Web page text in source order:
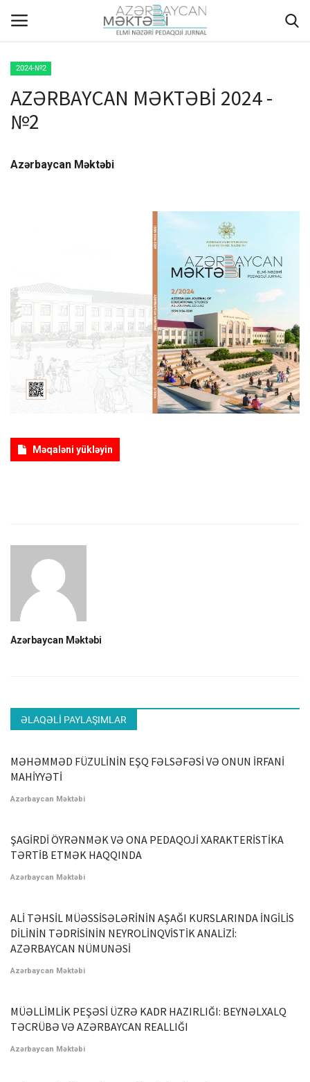
ANA SƏHİFƏ
HAQQIMIZDA
REDAKSİYA HEYƏTİ
QALEREYA
ƏLAQƏ
Azerbaijani English
2024-№2
AZƏRBAYCAN MƏKTƏBİ 2024 -
№2
Azərbaycan Məktəbi
Məqaləni yükləyin
Azərbaycan Məktəbi
ƏLAQƏLI PAYLAŞIMLAR
MƏHƏMMƏD FÜZULİNİN EŞQ FƏLSƏFƏSİ VƏ ONUN İRFANİ
MAHİYYƏTİ
Azərbaycan Məktəbi
ŞAGİRDİ ÖYRƏNMƏK VƏ ONA PEDAQOJİ XARAKTERİSTİKA
TƏRTİB ETMƏK HAQQINDA
Azərbaycan Məktəbi
ALİ TƏHSİL MÜƏSSİSƏLƏRİNİN AŞAĞI KURSLARINDA İNGİLİS
DİLİNİN TƏDRİSİNİN NEYROLİNQVİSTİK ANALİZİ:
AZƏRBAYCAN NÜMUNƏSİ
Azərbaycan Məktəbi
MÜƏLLİMLİK PEŞƏSİ ÜZRƏ KADR HAZIRLIĞI: BEYNƏLXALQ
TƏCRÜBƏ VƏ AZƏRBAYCAN REALLIĞI
Azərbaycan Məktəbi